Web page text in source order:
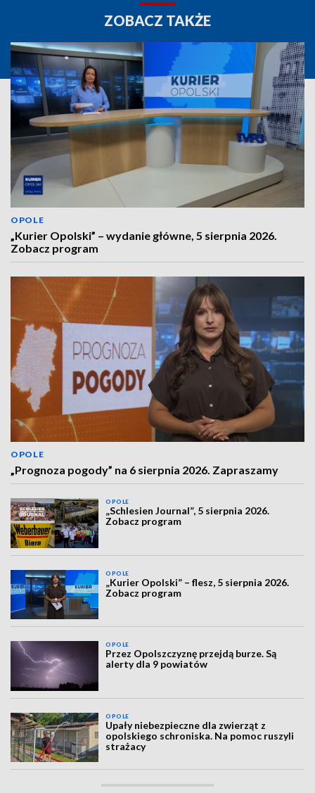
ZOBACZ TAKŻE
OPOLE
„Kurier Opolski” – wydanie główne, 5 sierpnia 2026.
Zobacz program
OPOLE
„Prognoza pogody” na 6 sierpnia 2026. Zapraszamy
OPOLE
„Schlesien Journal”, 5 sierpnia 2026.
Zobacz program
OPOLE
„Kurier Opolski” – flesz, 5 sierpnia 2026.
Zobacz program
OPOLE
Przez Opolszczyznę przejdą burze. Są
alerty dla 9 powiatów
OPOLE
Upały niebezpieczne dla zwierząt z
opolskiego schroniska. Na pomoc ruszyli
strażacy